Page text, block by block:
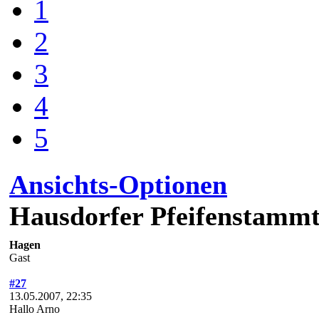
1
2
3
4
5
Ansichts-Optionen
Hausdorfer
Hagen
Gast
#27
13.05.2007, 22:35
Hallo Arno